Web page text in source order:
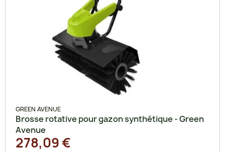
GREEN AVENUE
Brosse rotative pour gazon synthétique - Green
Avenue
278,09 €